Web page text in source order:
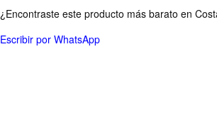
¿Encontraste este producto más barato en
Escribir por WhatsApp